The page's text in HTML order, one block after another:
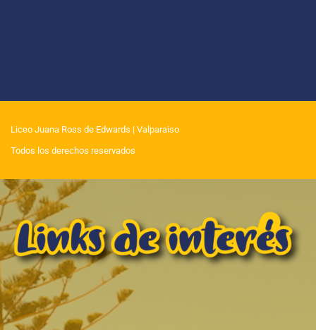
Liceo Juana Ross de Edwards | Valparaiso
Todos los derechos reservados